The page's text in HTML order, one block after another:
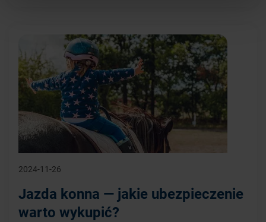
2024-11-26
Jazda konna — jakie ubezpieczenie
warto wykupić?